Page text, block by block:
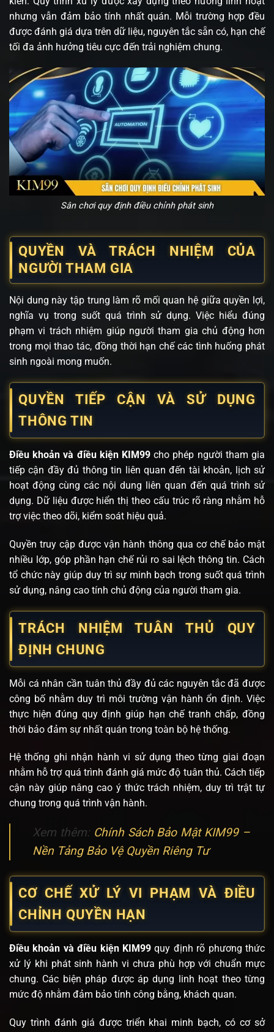
nhưng vẫn đảm bảo tính nhất quán. Mỗi trường hợp đều
được đánh giá dựa trên dữ liệu, nguyên tắc sẵn có, hạn chế
tối đa ảnh hưởng tiêu cực đến trải nghiệm chung.
Sân chơi quy định điều chỉnh phát sinh
QUYỀN VÀ TRÁCH NHIỆM CỦA
NGƯỜI THAM GIA
Nội dung này tập trung làm rõ mối quan hệ giữa quyền lợi,
nghĩa vụ trong suốt quá trình sử dụng. Việc hiểu đúng
phạm vi trách nhiệm giúp người tham gia chủ động hơn
trong mọi thao tác, đồng thời hạn chế các tình huống phát
sinh ngoài mong muốn.
QUYỀN TIẾP CẬN VÀ SỬ DỤNG
THÔNG TIN
Điều khoản và điều kiện KIM99 cho phép người tham gia
tiếp cận đầy đủ thông tin liên quan đến tài khoản, lịch sử
hoạt động cùng các nội dung liên quan đến quá trình sử
dụng. Dữ liệu được hiển thị theo cấu trúc rõ ràng nhằm hỗ
trợ việc theo dõi, kiểm soát hiệu quả.
Quyền truy cập được vận hành thông qua cơ chế bảo mật
nhiều lớp, góp phần hạn chế rủi ro sai lệch thông tin. Cách
tổ chức này giúp duy trì sự minh bạch trong suốt quá trình
sử dụng, nâng cao tính chủ động của người tham gia.
TRÁCH NHIỆM TUÂN THỦ QUY
ĐỊNH CHUNG
Mỗi cá nhân cần tuân thủ đầy đủ các nguyên tắc đã được
công bố nhằm duy trì môi trường vận hành ổn định. Việc
thực hiện đúng quy định giúp hạn chế tranh chấp, đồng
thời bảo đảm sự nhất quán trong toàn bộ hệ thống.
Hệ thống ghi nhận hành vi sử dụng theo từng giai đoạn
nhằm hỗ trợ quá trình đánh giá mức độ tuân thủ. Cách tiếp
cận này giúp nâng cao ý thức trách nhiệm, duy trì trật tự
chung trong quá trình vận hành.
Xem thêm: Chính Sách Bảo Mật KIM99 –
Nền Tảng Bảo Vệ Quyền Riêng Tư
CƠ CHẾ XỬ LÝ VI PHẠM VÀ ĐIỀU
CHỈNH QUYỀN HẠN
Điều khoản và điều kiện KIM99 quy định rõ phương thức
xử lý khi phát sinh hành vi chưa phù hợp với chuẩn mực
chung. Các biện pháp được áp dụng linh hoạt theo từng
mức độ nhằm đảm bảo tính công bằng, khách quan.
Quy trình đánh giá được triển khai minh bạch, có cơ sở